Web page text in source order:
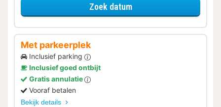
Zoek datumvoor Verblijf & Diner
Met parkeerplek
Inclusief parking
Inclusief goed ontbijt
Gratis annulatie
Vooraf betalen
Bekijk details